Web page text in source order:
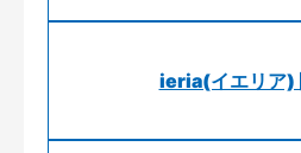
ieria(イエリア)